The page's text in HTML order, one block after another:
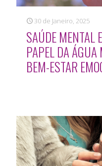
30 de Janeiro, 2025
SAÚDE MENTAL
PAPEL DA
BEM-ESTAR